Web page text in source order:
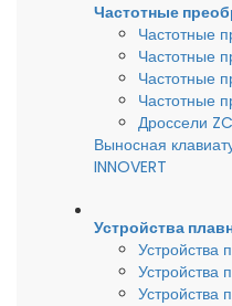
Частотные
Частотные
Частотные
Частотные
Частотные
Дроссели
Выносная
INNOVERT
Устройства
Устройства
Устройства
Устройства